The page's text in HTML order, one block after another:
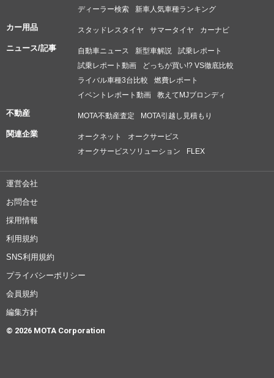
ディーラー検索
新車人気車種ランキング
カー用品 スタッドレスタイヤ サマータイヤ カーナビ
ニュース/記事 自動車ニュース 新型車解説
試乗レポート
試乗レポート動画
どっちが買い!? VS徹底比較
ライバル車種3台比較
燃費レポート
イベントレポート動画
教えてMJブロンディ
不動産 MOTA不動産査定 MOTA引越し見積もり
関連企業 オークネット
オークサービス
オークサービスソリューション
FLEX
運営会社
お問合せ
採用情報
利用規約
SNS利用規約
プライバシーポリシー
会員規約
編集方針
© 2026 MOTA Corporation